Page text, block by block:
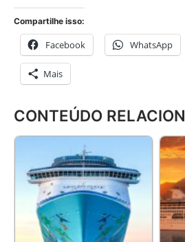
Compartilhe isso:
Facebook WhatsApp
Mais
CONTEÚDO